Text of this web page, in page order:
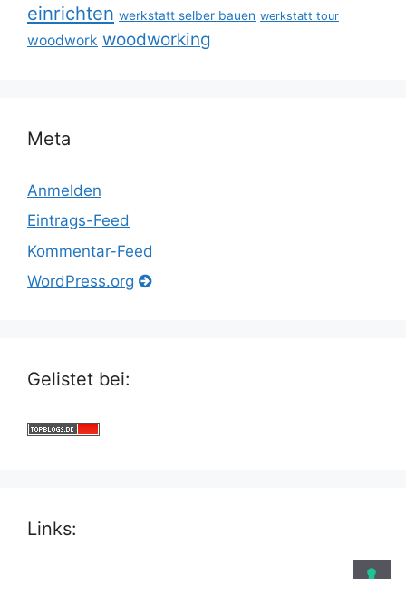
einrichten werkstatt selber bauen werkstatt tour
woodwork woodworking
Meta
Anmelden
Eintrags-Feed
Kommentar-Feed
WordPress.org
Gelistet bei:
Links: